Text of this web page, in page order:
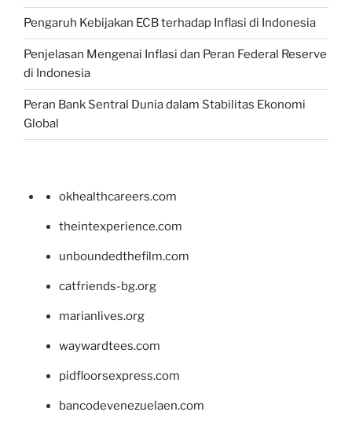
Pengaruh Kebijakan ECB terhadap Inflasi di Indonesia
Penjelasan Mengenai Inflasi dan Peran Federal Reserve
di Indonesia
Peran Bank Sentral Dunia dalam Stabilitas Ekonomi
Global
okhealthcareers.com
theintexperience.com
unboundedthefilm.com
catfriends-bg.org
marianlives.org
waywardtees.com
pidfloorsexpress.com
bancodevenezuelaen.com